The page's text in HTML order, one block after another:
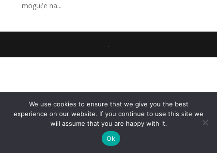
moguće na...
.
We use cookies to ensure that we give you the best
experience on our website. If you continue to use this site we
will assume that you are happy with it.
Ok